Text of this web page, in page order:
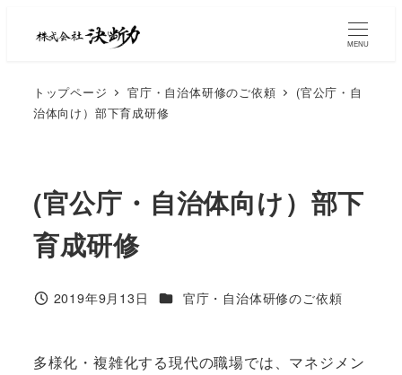
MENU
トップページ 官庁・自治体研修のご依頼
(官公庁・自
治体向け）部下育成研修
(官公庁・自治体向け）部下
育成研修
2019年9月13日 官庁・自治体研修のご依頼
多様化・複雑化する現代の職場では、マネジメン